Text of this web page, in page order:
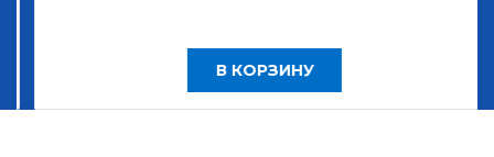
В КОРЗИНУ